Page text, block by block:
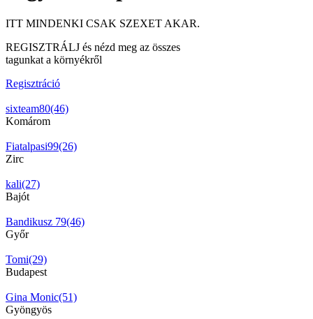
ITT MINDENKI CSAK SZEXET AKAR.
REGISZTRÁLJ és nézd meg az összes
tagunkat a környékről
Regisztráció
sixteam80(46)
Komárom
Fiatalpasi99(26)
Zirc
kali(27)
Bajót
Bandikusz 79(46)
Győr
Tomi(29)
Budapest
Gina Monic(51)
Gyöngyös